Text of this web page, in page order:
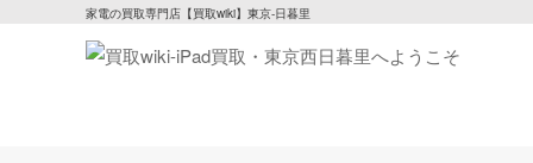
家電の買取専門店【買取wiki】東京-日暮里